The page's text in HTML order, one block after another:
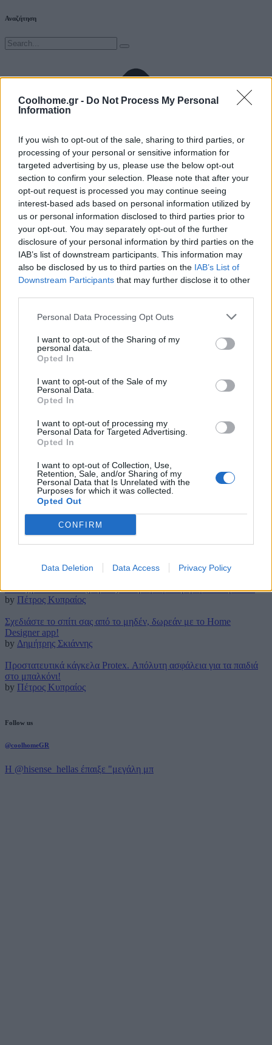
Coolhome.gr - Do Not Process My Personal
Information
If you wish to opt-out of the sale, sharing to third parties, or
processing of your personal or sensitive information for
targeted advertising by us, please use the below opt-out
section to confirm your selection. Please note that after your
opt-out request is processed you may continue seeing
interest-based ads based on personal information utilized by
us or personal information disclosed to third parties prior to
your opt-out. You may separately opt-out of the further
disclosure of your personal information by third parties on the
IAB’s list of downstream participants. This information may
also be disclosed by us to third parties on the IAB’s List of
Downstream Participants that may further disclose it to other
Personal Data Processing Opt Outs
I want to opt-out of the Sharing of my
personal data.
Opted In
I want to opt-out of the Sale of my
Personal Data.
Opted In
I want to opt-out of processing my
Personal Data for Targeted Advertising.
Opted In
I want to opt-out of Collection, Use,
Retention, Sale, and/or Sharing of my
Personal Data that Is Unrelated with the
Purposes for which it was collected.
Opted Out
CONFIRM
Data Deletion Data Access Privacy Policy
Αναζήτηση
EVA II PRO
Ετικέτα:EVA II PRO
Νέες σειρές αφυγραντήρων Inventor EVA II PRO & EVA II
H Inventor παρουσιάζει τη νέα γενιά αφυγραντήρων EVA II PRO
& EVA II PRO Wi-Fi εμπλουτίζοντας περαιτέρω το …
10 Οκτωβρίου 2017
Μάρθα Κατσαρού
Τέλος για πάντα στο (βαρετό) σιδέρωμα με την ρομποτική Effie!
by Πέτρος Κυπραίος
Σχεδιάστε το σπίτι σας από το μηδέν, δωρεάν με το Home
Designer app!
by Δημήτρης Σκιάννης
Προστατευτικά κάγκελα Protex. Απόλυτη ασφάλεια για τα παιδιά
στο μπαλκόνι!
by Πέτρος Κυπραίος
Follow us
@coolhomeGR
Η @hisense_hellas έπαιξε "μεγάλη μπ